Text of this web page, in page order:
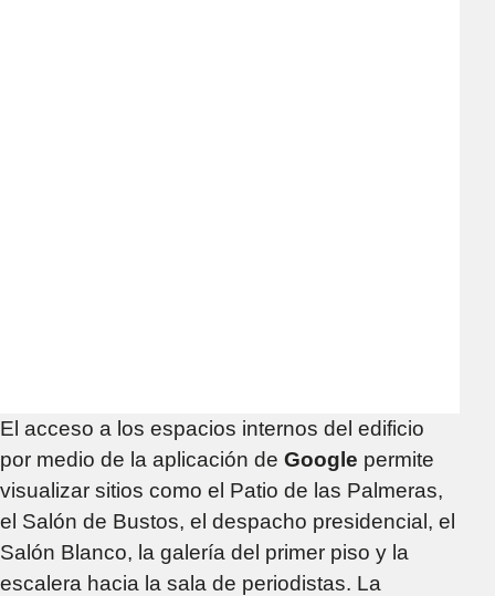
El acceso a los espacios internos del edificio
por medio de la aplicación de Google permite
visualizar sitios como el Patio de las Palmeras,
el Salón de Bustos, el despacho presidencial, el
Salón Blanco, la galería del primer piso y la
escalera hacia la sala de periodistas. La